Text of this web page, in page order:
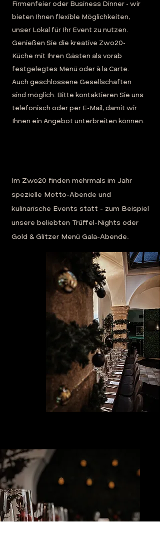
Firmenfeier oder Business Dinner - wir
bieten Ihnen flexible Möglichkeiten,
unser Lokal für Ihr Event zu nutzen.
Genießen Sie die kreative Zwo20-
Küche mit Ihren Gästen als vorab
festgelegtes Menü oder à la Carte.
Auch geschlossene Gesellschaften
sind möglich. Bitte kontaktieren Sie uns
telefonisch oder per E-Mail, damit wir
Ihnen ein Angebot unterbreiten können.
Im Zwo20 finden mehrmals im Jahr
spezielle Motto-Abende und
kulinarische Events statt - zum Beispiel
unsere beliebten Trüffel-Nights oder
Gold & Glitzer Menü Gala-Abende.